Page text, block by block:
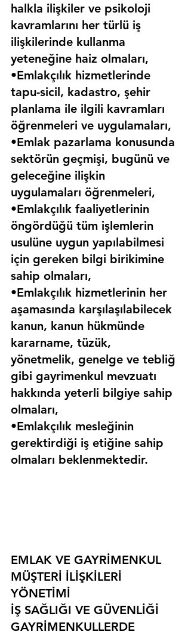
halkla ilişkiler ve psikoloji
kavramlarını her türlü iş
ilişkilerinde kullanma
yeteneğine haiz olmaları,
•Emlakçılık hizmetlerinde
tapu-sicil, kadastro, şehir
planlama ile ilgili kavramları
öğrenmeleri ve uygulamaları,
•Emlak pazarlama konusunda
sektörün geçmişi, bugünü ve
geleceğine ilişkin
uygulamaları öğrenmeleri,
•Emlakçılık faaliyetlerinin
öngördüğü tüm işlemlerin
usulüne uygun yapılabilmesi
için gereken bilgi birikimine
sahip olmaları,
•Emlakçılık hizmetlerinin her
aşamasında karşılaşılabilecek
kanun, kanun hükmünde
kararname, tüzük,
yönetmelik, genelge ve tebliğ
gibi gayrimenkul mevzuatı
hakkında yeterli bilgiye sahip
olmaları,
•Emlakçılık mesleğinin
gerektirdiği iş etiğine sahip
olmaları beklenmektedir.
EMLAK VE GAYRİMENKUL
MÜŞTERİ İLİŞKİLERİ
YÖNETİMİ
İŞ SAĞLIĞI VE GÜVENLİĞİ
GAYRİMENKULLERDE